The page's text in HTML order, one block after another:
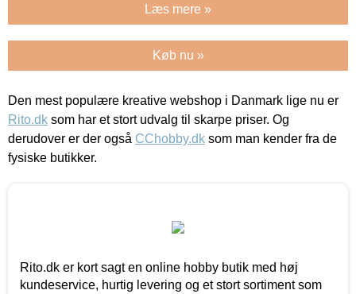
Læs mere »
Køb nu »
Den mest populære kreative webshop i Danmark lige nu er
Rito.dk som har et stort udvalg til skarpe priser. Og
derudover er der også CChobby.dk som man kender fra de
fysiske butikker.
Rito.dk er kort sagt en online hobby butik med høj
kundeservice, hurtig levering og et stort sortiment som